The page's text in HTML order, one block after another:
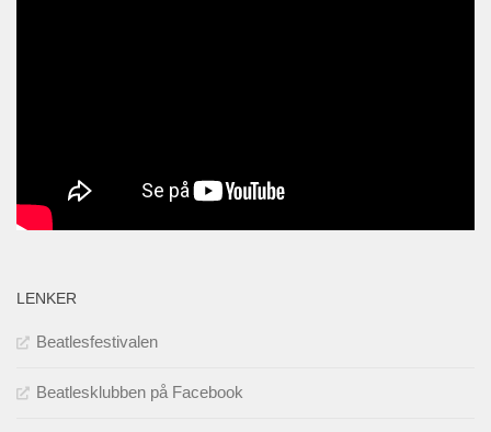
LENKER
Beatlesfestivalen
Beatlesklubben på Facebook